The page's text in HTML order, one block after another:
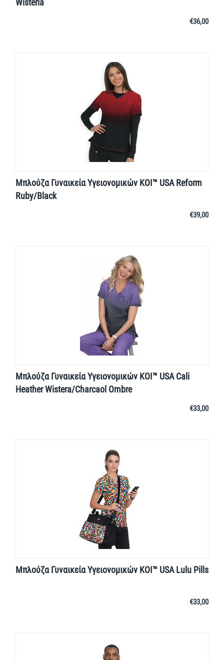
€36,00
Μπλούζα Γυναικεία Υγειονομικών KOI™ USA Reform
Ruby/Black
€39,00
Μπλούζα Γυναικεία Υγειονομικών KOI™ USA Cali
Heather Wistera/Charcaol Ombre
€33,00
Μπλούζα Γυναικεία Υγειονομικών KOI™ USA Lulu Pills
€33,00